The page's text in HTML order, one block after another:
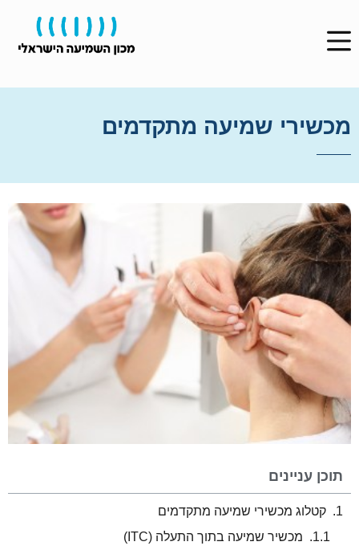
מכשירי שמיעה מתקדמים
תוכן עניינים
קטלוג מכשירי שמיעה מתקדמים
מכשיר שמיעה בתוך התעלה (ITC)